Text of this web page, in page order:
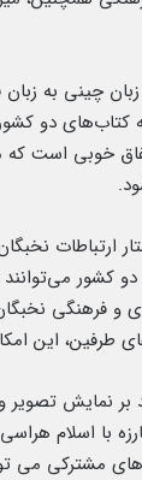
چینی به
کتاب‌های دو
خوبی است که
ارتباطات
کشور
و فرهنگی
طرفین، این
بر نمایش تصویر
با اسلام
مشترکی می